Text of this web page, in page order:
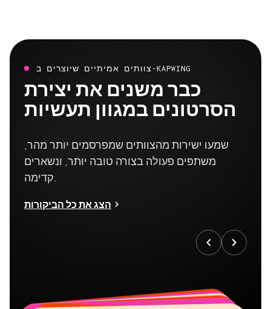
צוותים אמיתיים שיוצרים ב-KAPWING
כבר משנים את יצירת
הסרטונים במגוון תעשיות
שמעו ישירות מהצוותים שמפרסמים יותר מהר,
משתפים פעולה בצורה טובה יותר, ונשארים
קדימה.
הצג את כל הביקורות